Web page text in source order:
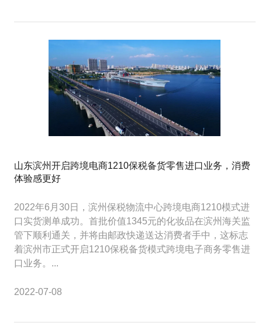
山东滨州开启跨境电商1210保税备货零售进口业务，消费
体验感更好
2022年6月30日，滨州保税物流中心跨境电商1210模式进
口实货测单成功。首批价值1345元的化妆品在滨州海关监
管下顺利通关，并将由邮政快递送达消费者手中，这标志
着滨州市正式开启1210保税备货模式跨境电子商务零售进
口业务。...
2022-07-08